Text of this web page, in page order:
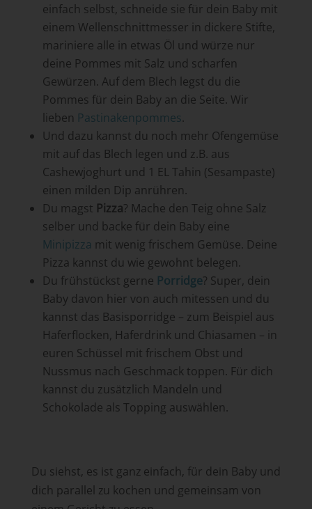
einfach selbst, schneide sie für dein Baby mit
einem Wellenschnittmesser in dickere Stifte,
mariniere alle in etwas Öl und würze nur
deine Pommes mit Salz und scharfen
Gewürzen. Auf dem Blech legst du die
Pommes für dein Baby an die Seite. Wir
lieben Pastinakenpommes.
Und dazu kannst du noch mehr Ofengemüse
mit auf das Blech legen und z.B. aus
Cashewjoghurt und 1 EL Tahin (Sesampaste)
einen milden Dip anrühren.
Du magst Pizza? Mache den Teig ohne Salz
selber und backe für dein Baby eine
Minipizza mit wenig frischem Gemüse. Deine
Pizza kannst du wie gewohnt belegen.
Du frühstückst gerne Porridge? Super, dein
Baby davon hier von auch mitessen und du
kannst das Basisporridge – zum Beispiel aus
Haferflocken, Haferdrink und Chiasamen – in
euren Schüssel mit frischem Obst und
Nussmus nach Geschmack toppen. Für dich
kannst du zusätzlich Mandeln und
Schokolade als Topping auswählen.
Du siehst, es ist ganz einfach, für dein Baby und
dich parallel zu kochen und gemeinsam von